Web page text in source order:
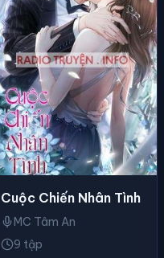
Cuộc Chiến Nhân Tình
MC Tâm An
9 tập